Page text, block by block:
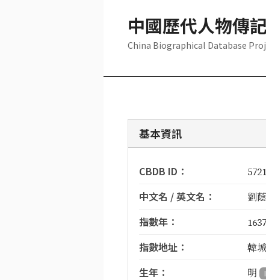
中國歷代人物傳
China Biographical Database
基本資訊
CBDB ID：
中文名 / 英文名： 劉
指數年： 1637
指數地址： 韓城
生年： 明